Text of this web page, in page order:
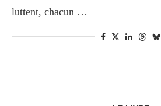
luttent, chacun …